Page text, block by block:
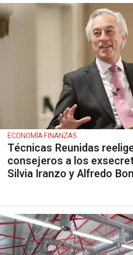
ECONOMÍA FINANZAS
Técnicas Reunidas
consejeros a los
Silvia Iranzo y Alfredo